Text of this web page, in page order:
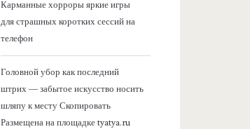
Карманные хорроры яркие игры
для страшных коротких сессий на
телефон
Головной убор как последний
штрих — забытое искусство носить
шляпу к месту Скопировать
Размещена на площадке tyatya.ru